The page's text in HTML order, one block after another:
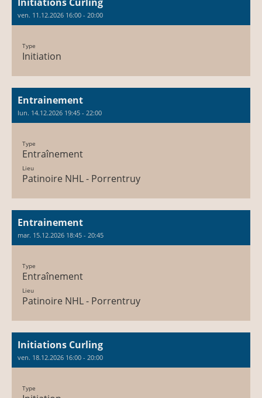
ven. 11.12.2026 16:00 - 20:00
Type
Initiation
Entrainement
lun. 14.12.2026 19:45 - 22:00
Type
Entraînement
Lieu
Patinoire NHL - Porrentruy
Entrainement
mar. 15.12.2026 18:45 - 20:45
Type
Entraînement
Lieu
Patinoire NHL - Porrentruy
Initiations Curling
ven. 18.12.2026 16:00 - 20:00
Type